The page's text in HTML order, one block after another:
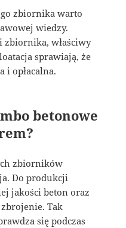
zbiornika warto
wiedzy.
właściwy
sprawiają, że
i opłacalna.
betonowe
zbiorników
Do produkcji
jakości beton oraz
Tak
się podczas